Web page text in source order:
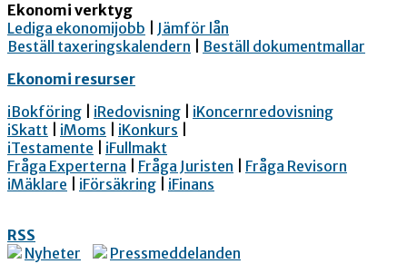
Ekonomi verktyg
Lediga ekonomijobb
Jämför lån
Beställ taxeringskalendern
Beställ dokumentmallar
Ekonomi resurser
iBokföring
iRedovisning
iKoncernredovisning
iSkatt
iMoms iKonkurs
iTestamente
iFullmakt
Fråga Experterna
Fråga Juristen
Fråga Revisorn
iMäklare
iFörsäkring iFinans
RSS
Nyheter
Pressmeddelanden